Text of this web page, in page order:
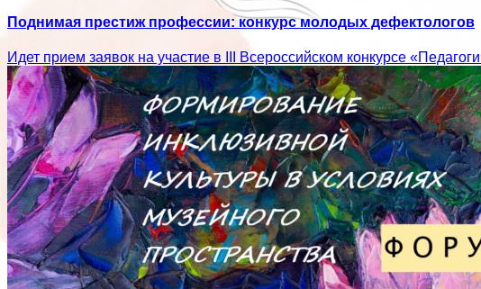
Поднимая престиж профессии: конкурс молодых дефектологов
Идет прием заявок на участие в III Всероссийском конкурсе